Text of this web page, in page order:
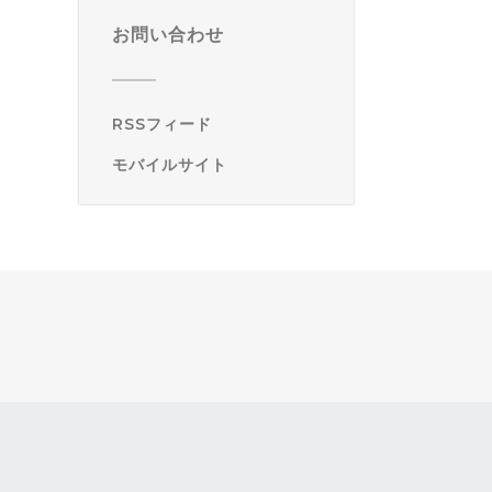
お問い合わせ
RSSフィード
モバイルサイト